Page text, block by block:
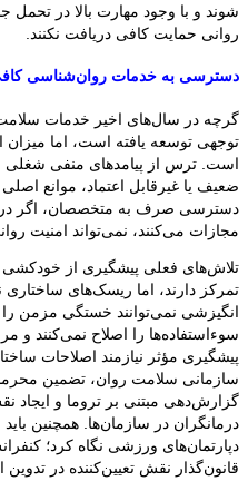
شوند و با وجود مهارت بالا در تحمل
روانی حمایت کافی دریافت نکنند.
دسترسی به خدمات روان‌شناسی
گرچه در سال‌های اخیر خدمات
توجهی توسعه یافته است، اما میزان
است. ترس از پیامدهای منفی شغلی
ضعیف یا غیرقابل اعتماد، موانع
دسترسی صرف به متخصصان، اگر در
مجازات می‌کنند، نمی‌تواند امنیت
تلاش‌های فعلی پیشگیری از
تمرکز دارند، اما ریسک‌های
انگیزشی نمی‌توانند خستگی مزمن را
سوءاستفاده‌ها را اصلاح نمی‌کنند و
پیشگیری مؤثر نیازمند اصلاحات
سازمانی سلامت روان، تضمین
گزارش‌دهی مبتنی بر تروما و ایجاد
درمانگران در سازمان‌ها. همچنین
دپارتمان‌های ورزشی نگاه کرد؛
قانون‌گذار نقش تعیین‌کننده در تدوین